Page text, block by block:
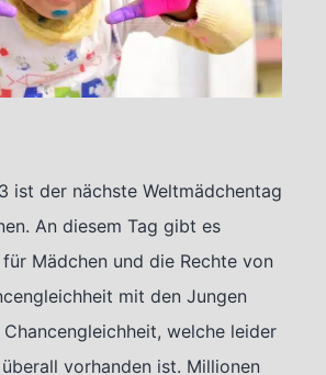
ist der nächste Weltmädchentag
An diesem Tag gibt es
Mädchen und die Rechte von
mit den Jungen
welche leider
vorhanden ist. Millionen